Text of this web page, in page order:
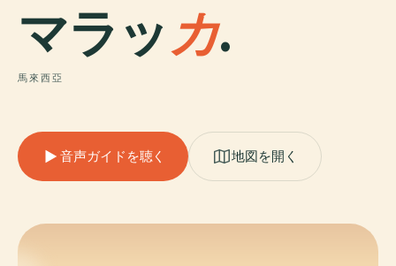
マラッカ.
馬來西亞
音声ガイドを聴く 地図を開く